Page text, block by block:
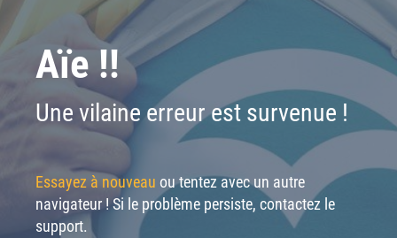
Aïe !!
Une vilaine erreur est survenue !
Essayez à nouveau ou tentez avec un autre
navigateur ! Si le problème persiste, contactez le
support.